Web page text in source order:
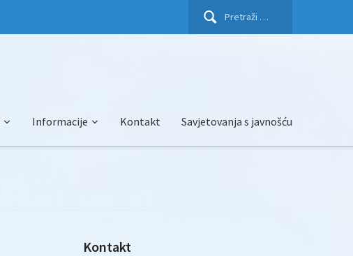
Pretraži:
Informacije Kontakt Savjetovanja s javnošću
Kontakt